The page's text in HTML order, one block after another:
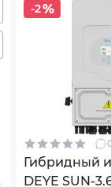
-2
Гибридный
DEYE SUN-